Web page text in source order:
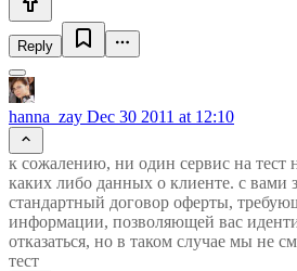
Reply
hanna_zay Dec 30 2011 at 12:10
к сожалению, ни один сервис на тест
каких либо данных о клиенте. с вами
стандартный договор оферты,
информации, позволяющей вас
отказаться, но в таком случае мы не
тест